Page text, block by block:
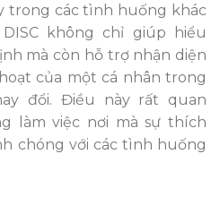
trong các tình huống khác
không chỉ giúp hiểu
mà còn hỗ trợ nhận diện
của một cá nhân trong
đổi. Điều này rất quan
làm việc nơi mà sự thích
chóng với các tình huống